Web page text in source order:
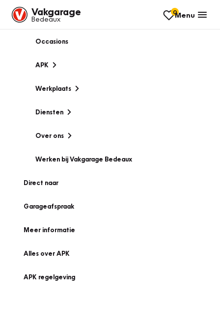
Vakgarage
Bedeaux
0Menu
Occasions
APK
Werkplaats
Diensten
Over ons
Werken bij Vakgarage Bedeaux
Direct naar
Garageafspraak
Meer informatie
Alles over APK
APK regelgeving